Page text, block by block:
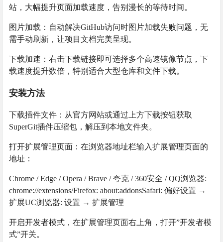
站，大幅提升页面加载速度，告别漫长的等待时间。
图片加载：自动解决GitHub访问时图片加载失败问题，无
需手动刷新，让项目文档完美呈现。
下载加速：右击下载链接即可选择多个高速镜像节点，下
载速度提升数倍，特别适合大型仓库和文件下载。
安装方法
下载插件文件：从官方网站或通过上方下载按钮获取
SuperGit插件压缩包，解压到本地文件夹。
打开扩展管理页面：在浏览器地址栏输入扩展管理页面的
地址：
Chrome / Edge / Opera / Brave / 夸克 / 360安全 / QQ浏览器:
chrome://extensions/Firefox: about:addonsSafari: 偏好设置 →
扩展UC浏览器: 设置 → 扩展管理
开启开发者模式，在扩展管理页面右上角，打开”开发者模
式”开关。